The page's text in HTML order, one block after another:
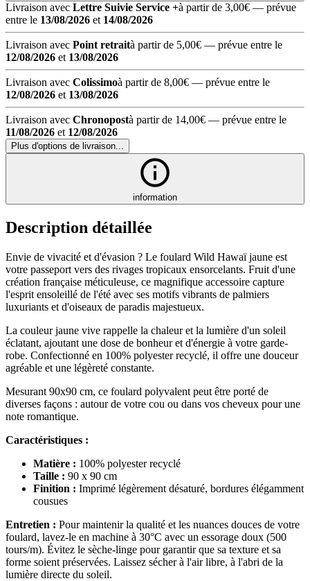
Livraison avec Lettre Suivie Service +à partir de 3,00€ — prévue
entre le 13/08/2026 et 14/08/2026
Livraison avec Point retraità partir de 5,00€ — prévue entre le
12/08/2026 et 13/08/2026
Livraison avec Colissimoà partir de 8,00€ — prévue entre le
12/08/2026 et 13/08/2026
Livraison avec Chronopostà partir de 14,00€ — prévue entre le
11/08/2026 et 12/08/2026
Plus d'options de livraison...
information
Description détaillée
Envie de vivacité et d'évasion ? Le foulard Wild Hawaï jaune est
votre passeport vers des rivages tropicaux ensorcelants. Fruit d'une
création française méticuleuse, ce magnifique accessoire capture
l'esprit ensoleillé de l'été avec ses motifs vibrants de palmiers
luxuriants et d'oiseaux de paradis majestueux.
La couleur jaune vive rappelle la chaleur et la lumière d'un soleil
éclatant, ajoutant une dose de bonheur et d'énergie à votre garde-
robe. Confectionné en 100% polyester recyclé, il offre une douceur
agréable et une légèreté constante.
Mesurant 90x90 cm, ce foulard polyvalent peut être porté de
diverses façons : autour de votre cou ou dans vos cheveux pour une
note romantique.
Caractéristiques :
Matière : 100% polyester recyclé
Taille : 90 x 90 cm
Finition : Imprimé légèrement désaturé, bordures élégamment
cousues
Entretien : Pour maintenir la qualité et les nuances douces de votre
foulard, lavez-le en machine à 30°C avec un essorage doux (500
tours/m). Évitez le sèche-linge pour garantir que sa texture et sa
forme soient préservées. Laissez sécher à l'air libre, à l'abri de la
lumière directe du soleil.